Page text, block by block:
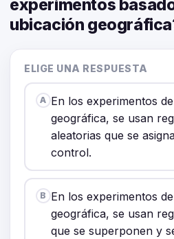
experimentos
ubicación
ELIGE UNA RESPUESTA
A En los experimentos
geográfica, se usan
aleatorias que se
control.
B En los experimentos
geográfica, se usan
que se superponen y